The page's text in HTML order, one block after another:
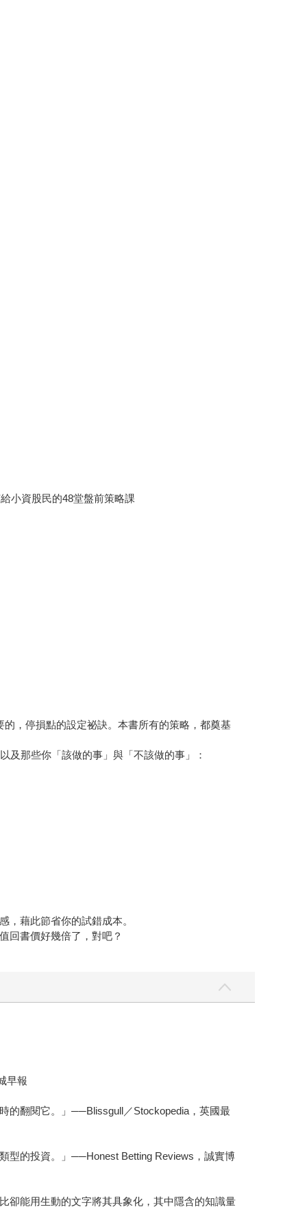
小資股民的48堂盤前策略課
，停損點的設定祕訣。本書所有的策略，都奠基
那些你「該做的事」與「不該做的事」：
藉此節省你的試錯成本。
回書價好幾倍了，對吧？
早報
翻閱它。」──Blissgull／Stockopedia，英國最
的投資。」──Honest Betting Reviews，誠實博
能用生動的文字將其具象化，其中隱含的知識量